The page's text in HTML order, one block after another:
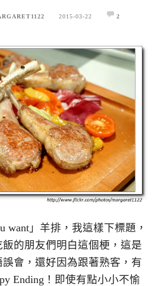
2015-03-22 2
want」羊排，我這樣下標題，
的朋友們明白這個梗，這是
會，還好因為跟著熟客，有
Ending！即使有點小小不愉